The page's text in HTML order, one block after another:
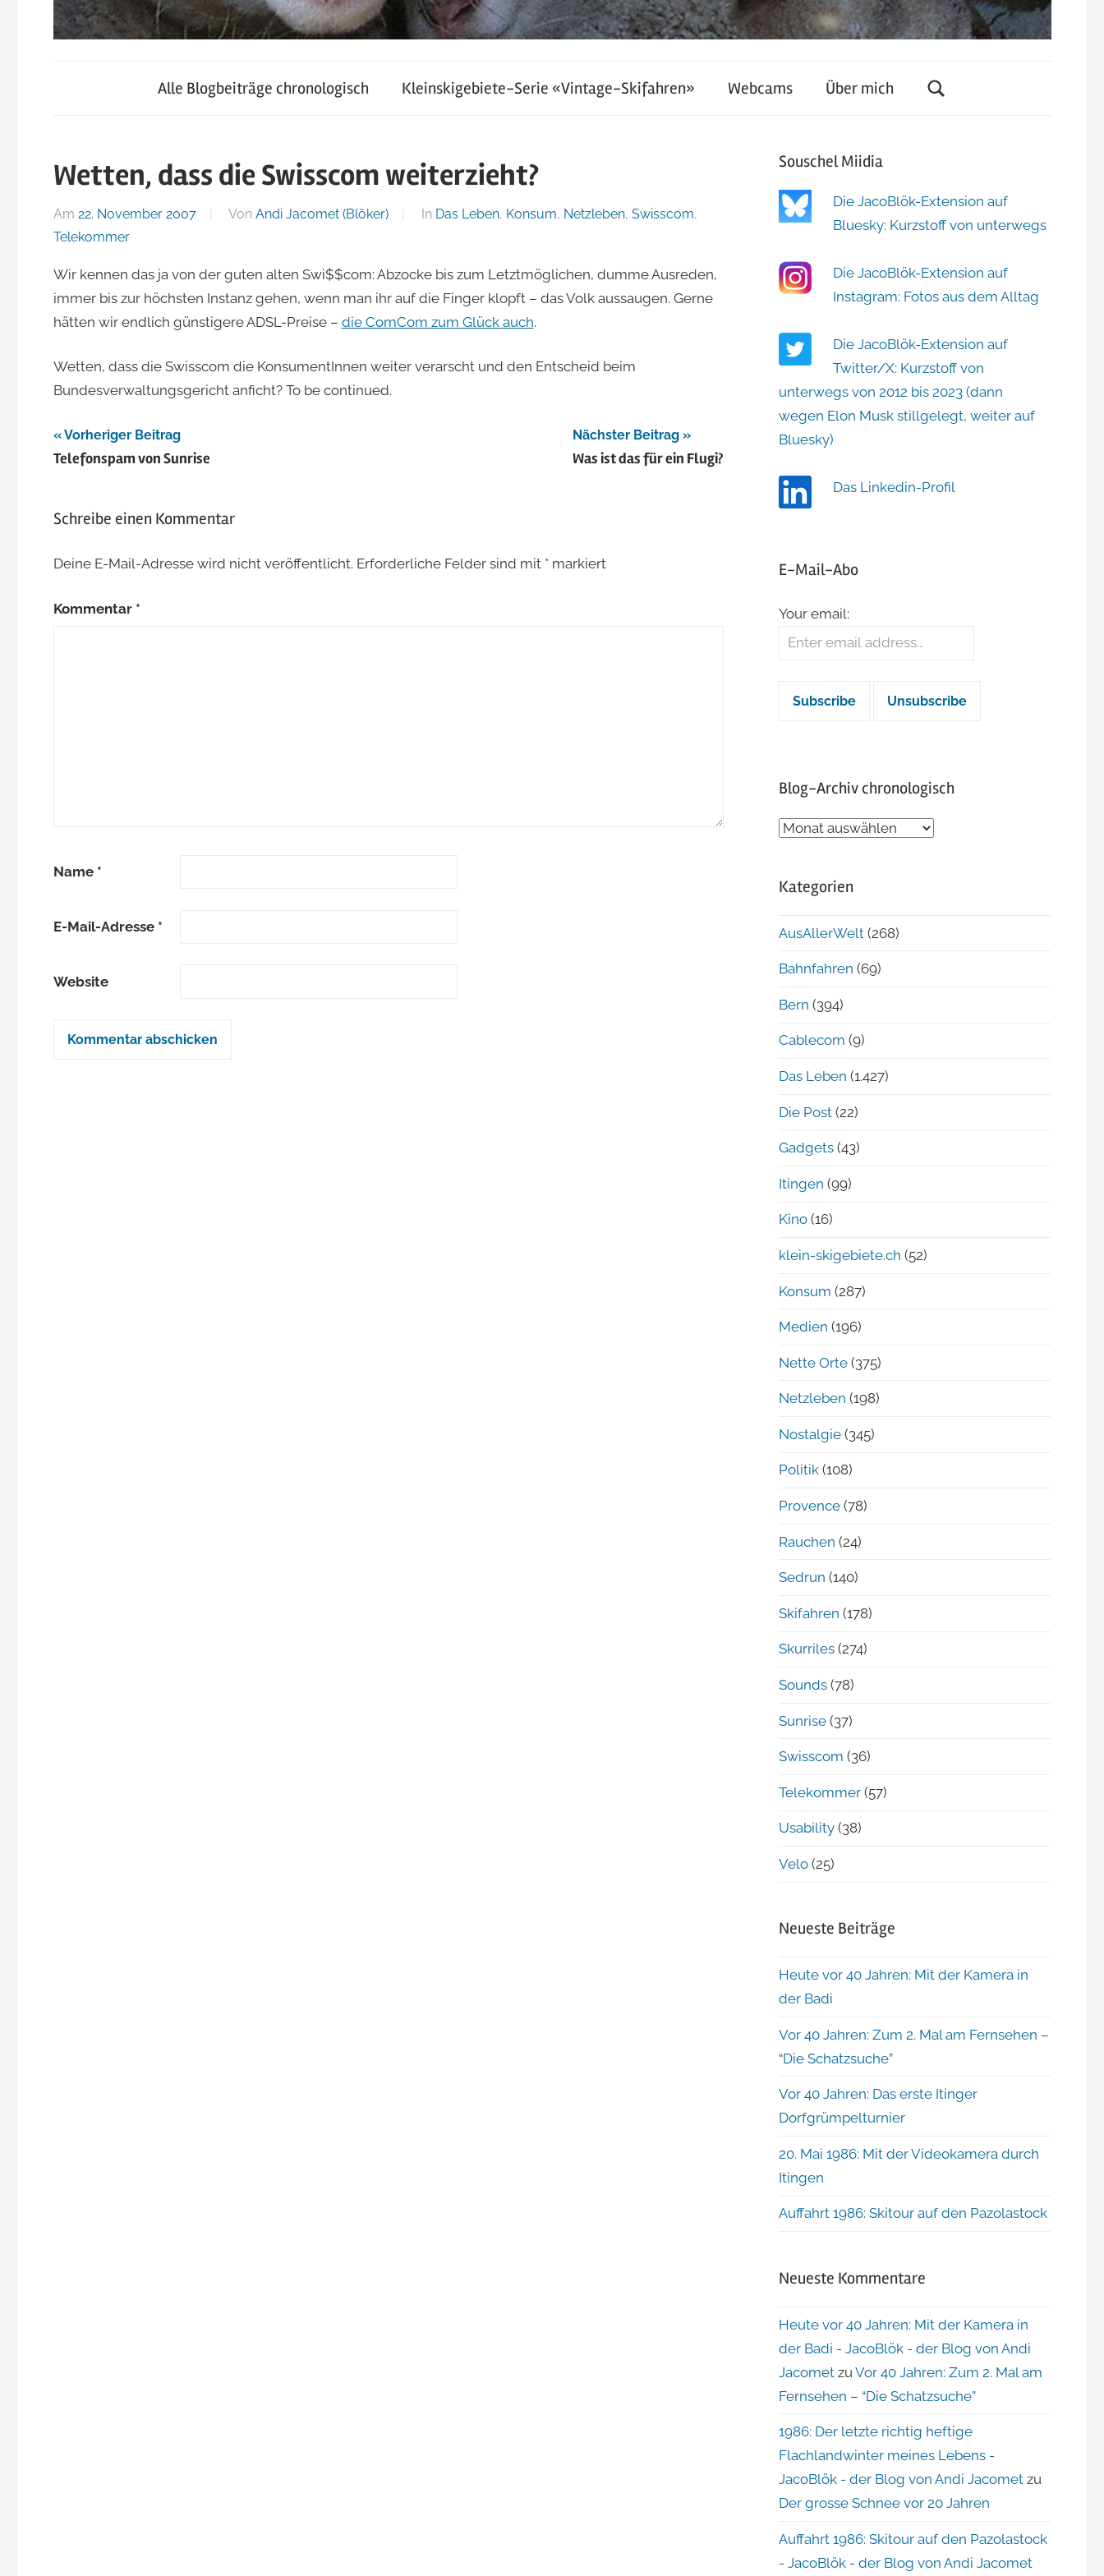
JacoBlök
der
Blog
von
Andi
Jacomet
skigebiete.ch
Alle Blogbeiträge chronologisch Kleinskigebiete-Serie «Vintage-Skifahren» Webcams Über mich
Wetten, dass die Swisscom weiterzieht?
Am 22. November 2007 Von Andi Jacomet (Blöker) In Das Leben, Konsum, Netzleben, Swisscom,
Telekommer
Wir kennen das ja von der guten alten Swi$$com: Abzocke bis zum Letztmöglichen, dumme Ausreden,
immer bis zur höchsten Instanz gehen, wenn man ihr auf die Finger klopft – das Volk aussaugen. Gerne
hätten wir endlich günstigere ADSL-Preise – die ComCom zum Glück auch.
Wetten, dass die Swisscom die KonsumentInnen weiter verarscht und den Entscheid beim
Bundesverwaltungsgericht anficht? To be continued.
Beitragsnavigation
Vorheriger Beitrag
Telefonspam von Sunrise
Nächster Beitrag
Was ist das für ein Flugi?
Schreibe einen Kommentar
Deine E-Mail-Adresse wird nicht veröffentlicht. Erforderliche Felder sind mit *markiert
Kommentar *
Name *
E-Mail-Adresse *
Website
Souschel Miidia
Die JacoBlök-Extension auf
Bluesky: Kurzstoff von unterwegs
Die JacoBlök-Extension auf
Instagram: Fotos aus dem Alltag
Die JacoBlök-Extension auf
Twitter/X: Kurzstoff von
unterwegs von 2012 bis 2023 (dann
wegen Elon Musk stillgelegt, weiter auf
Bluesky)
Das Linkedin-Profil
E-Mail-Abo
Your email:
Blog-Archiv chronologisch
Blog-
Kategorien
AusAllerWelt (268)
Bahnfahren (69)
Bern (394)
Cablecom (9)
Das Leben (1.427)
Die Post (22)
Gadgets (43)
Itingen (99)
Kino (16)
klein-skigebiete.ch (52)
Konsum (287)
Medien (196)
Nette Orte (375)
Netzleben (198)
Nostalgie (345)
Politik (108)
Provence (78)
Rauchen (24)
Sedrun (140)
Skifahren (178)
Skurriles (274)
Sounds (78)
Sunrise (37)
Swisscom (36)
Telekommer (57)
Usability (38)
Velo (25)
Neueste Beiträge
Heute vor 40 Jahren: Mit der Kamera in
der Badi
Vor 40 Jahren: Zum 2. Mal am Fernsehen –
“Die Schatzsuche”
Vor 40 Jahren: Das erste Itinger
Dorfgrümpelturnier
20. Mai 1986: Mit der Videokamera durch
Itingen
Auffahrt 1986: Skitour auf den Pazolastock
Neueste Kommentare
Heute vor 40 Jahren: Mit der Kamera in
der Badi - JacoBlök - der Blog von Andi
Jacomet zu Vor 40 Jahren: Zum 2. Mal am
Fernsehen – “Die Schatzsuche”
1986: Der letzte richtig heftige
Flachlandwinter meines Lebens -
JacoBlök - der Blog von Andi Jacomet zu
Der grosse Schnee vor 20 Jahren
Auffahrt 1986: Skitour auf den Pazolastock
- JacoBlök - der Blog von Andi Jacomet